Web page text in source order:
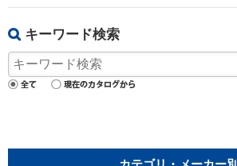
キーワード検索